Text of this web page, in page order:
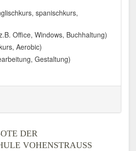
spanischkurs,
Office, Windows, Buchhaltung)
Aerobic)
Gestaltung)
DER
VOHENSTRAUSS